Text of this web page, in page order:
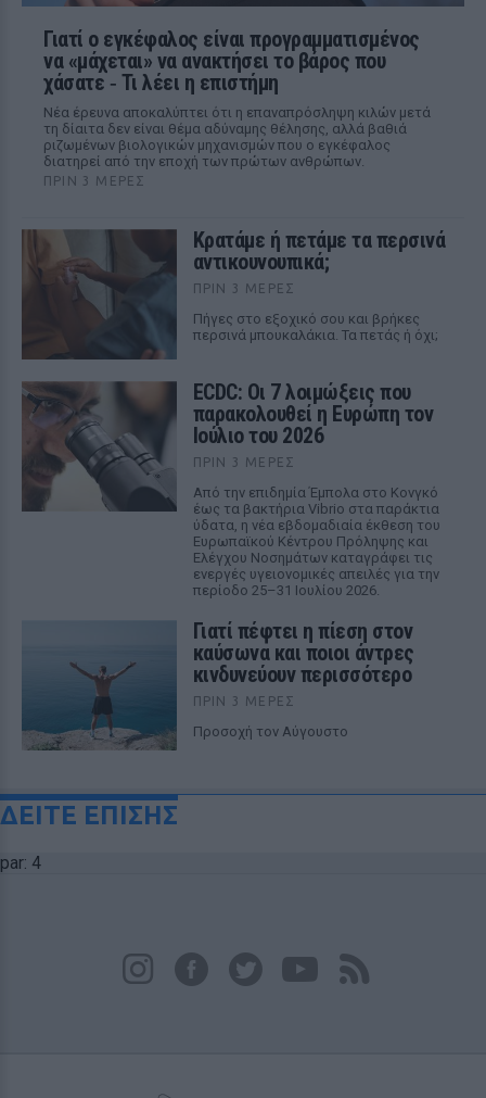
Γιατί ο εγκέφαλος είναι προγραμματισμένος
να «μάχεται» να ανακτήσει το βάρος που
χάσατε ‑ Τι λέει η επιστήμη
Νέα έρευνα αποκαλύπτει ότι η επαναπρόσληψη κιλών μετά
τη δίαιτα δεν είναι θέμα αδύναμης θέλησης, αλλά βαθιά
ριζωμένων βιολογικών μηχανισμών που ο εγκέφαλος
διατηρεί από την εποχή των πρώτων ανθρώπων.
ΠΡΙΝ 3 ΜΈΡΕΣ
Κρατάμε ή πετάμε τα περσινά
αντικουνουπικά;
ΠΡΙΝ 3 ΜΈΡΕΣ
Πήγες στο εξοχικό σου και βρήκες
περσινά μπουκαλάκια. Τα πετάς ή όχι;
ECDC: Οι 7 λοιμώξεις που
παρακολουθεί η Ευρώπη τον
Ιούλιο του 2026
ΠΡΙΝ 3 ΜΈΡΕΣ
Από την επιδημία Έμπολα στο Κονγκό
έως τα βακτήρια Vibrio στα παράκτια
ύδατα, η νέα εβδομαδιαία έκθεση του
Ευρωπαϊκού Κέντρου Πρόληψης και
Ελέγχου Νοσημάτων καταγράφει τις
ενεργές υγειονομικές απειλές για την
περίοδο 25–31 Ιουλίου 2026.
Γιατί πέφτει η πίεση στον
καύσωνα και ποιοι άντρες
κινδυνεύουν περισσότερο
ΠΡΙΝ 3 ΜΈΡΕΣ
Προσοχή τον Αύγουστο
ΔΕΙΤΕ ΕΠΙΣΗΣ
par: 4